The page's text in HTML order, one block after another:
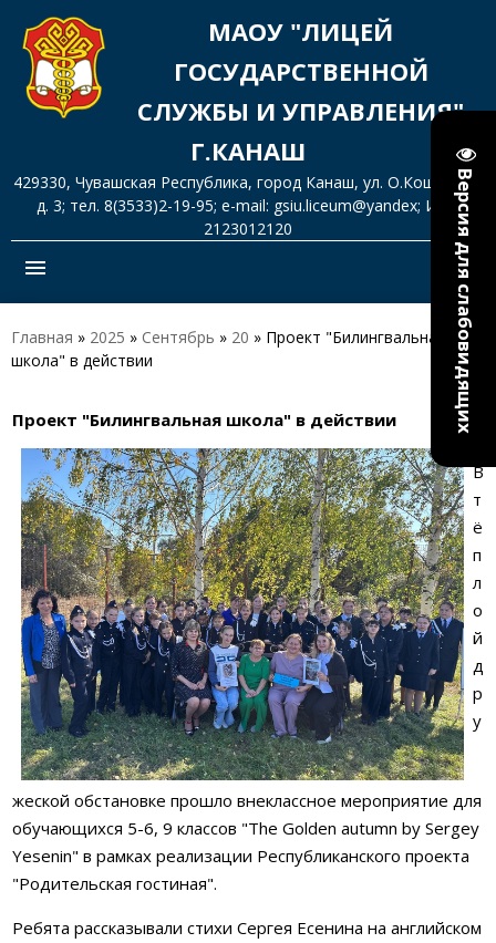
Версия для слабовидящих
МАОУ "ЛИЦЕЙ
ГОСУДАРСТВЕННОЙ
СЛУЖБЫ И УПРАВЛЕНИЯ"
Г.КАНАШ
429330, Чувашская Республика, город Канаш, ул. О.Кошевого,
д. 3; тел. 8(3533)2-19-95; e-mail: gsiu.liceum@yandex; ИНН
2123012120
menu
Главная » 2025 » Сентябрь » 20 » Проект "Билингвальная
школа" в действии
16:01
Проект "Билингвальная школа" в действии
В
т
ё
п
л
о
й
д
р
у
жеской обстановке прошло внеклассное мероприятие для
обучающихся 5-6, 9 классов "The Golden autumn by Sergey
Yesenin" в рамках реализации Республиканского проекта
"Родительская гостиная".
Ребята рассказывали стихи Сергея Есенина на английском